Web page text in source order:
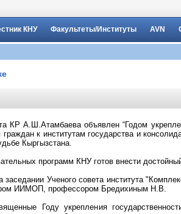
КНУ Факультеты/Институты AVN
КР А.Ш.Атамбаева объявлен “Годом
к институтам государства и
Кыргызстана.
программ КНУ готов внести
Ученого совета института
ИИМОП, профессором Бредихиным Н.В.
Году укрепления